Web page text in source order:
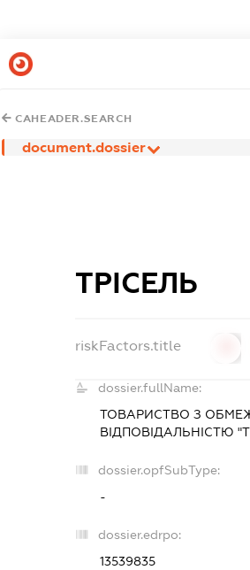
CAHEADER.SEARCH
document.dossier
ТРІСЕЛЬ
riskFactors.title
dossier.fullName:
ТОВАРИСТВО З
ВІДПОВІДАЛЬНІСТЮ
dossier.opfSubType:
-
dossier.edrpo:
13539835